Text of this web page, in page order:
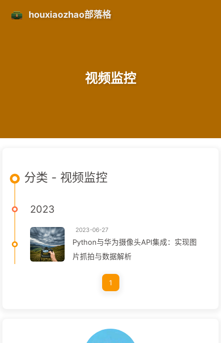
houxiaozhao部落格
视频监控
分类 - 视频监控
2023
2023-06-27
Python与华为摄像头API集成：实现图
片抓拍与数据解析
1